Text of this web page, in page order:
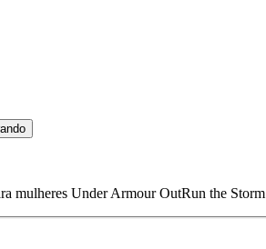
mulheres Under Armour OutRun the Storm